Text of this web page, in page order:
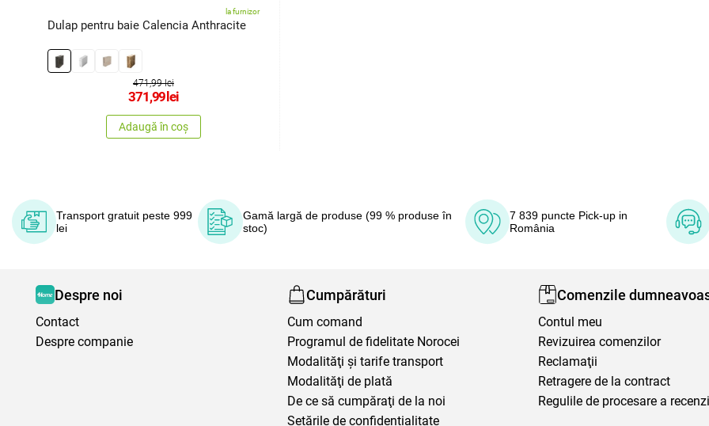
la furnizor
Dulap pentru baie Calencia Anthracite
471,99 lei
371,99lei
Adaugă în coș
Transport gratuit peste 999
lei
Gamă largă de produse (99 % produse în
stoc)
7 839 puncte Pick-up in
România
Despre noi
Contact
Despre companie
Cumpărături
Cum comand
Programul de fidelitate Norocei
Modalităţi şi tarife transport
Modalităţi de plată
De ce să cumpăraţi de la noi
Setările de confidențialitate
Comenzile
Contul meu
Revizuirea comenzilor
Reclamaţii
Retragere de la contract
Regulile de procesare a